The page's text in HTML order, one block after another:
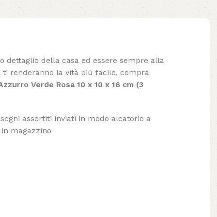
dettaglio della casa ed essere sempre alla
renderanno la vità più facile, compra
Verde Rosa 10 x 10 x 16 cm (3
assortiti inviati in modo aleatorio a
magazzino